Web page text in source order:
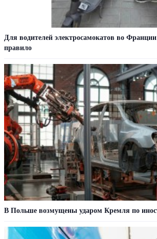
Для водителей электросамокатов во
правило
В Польше возмущены ударом Кремля по